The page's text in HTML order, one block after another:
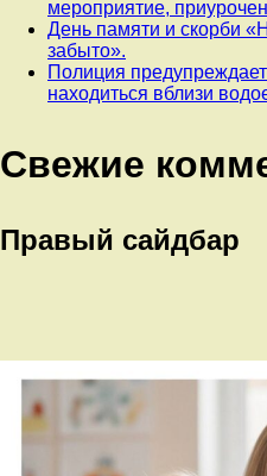
мероприятие,
День памяти и скорби
забыто».
Полиция
находиться вблизи
Свежие
Правый сайдбар